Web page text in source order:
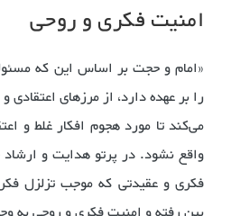
امنیت فکری و روحی
«امام و حجت بر اساس این که
را بر عهده دارد، از مرزهای اعتقادی
می‌کند تا مورد هجوم افکار غلط و
واقع نشود. در پرتو هدایت و
فکری و عقیدتی که موجب تزلزل